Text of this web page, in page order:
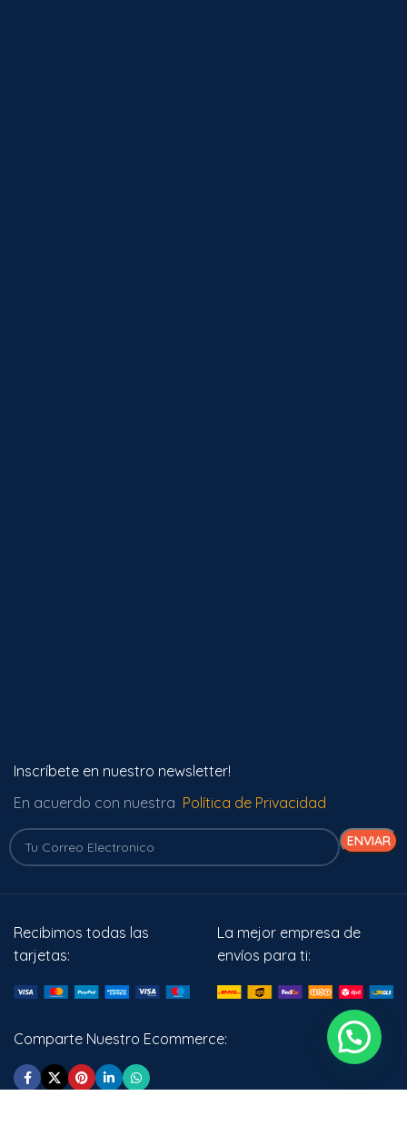
Inscríbete en nuestro newsletter!
En acuerdo con nuestra Política de Privacidad
Recibimos todas las
tarjetas:
La mejor empresa de
envíos para ti:
Comparte Nuestro Ecommerce: